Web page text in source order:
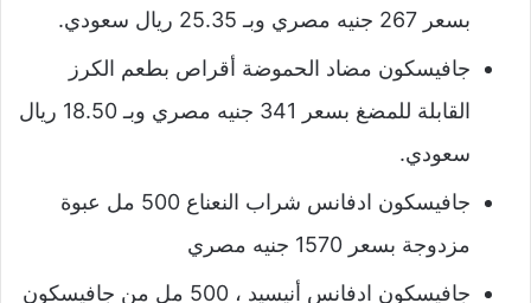
بسعر 267 جنيه مصري وبـ 25.35 ريال سعودي.
جافيسكون مضاد الحموضة أقراص بطعم الكرز
القابلة للمضغ بسعر 341 جنيه مصري وبـ 18.50 ريال
سعودي.
جافيسكون ادفانس شراب النعناع 500 مل عبوة
مزدوجة بسعر 1570 جنيه مصري
جافيسكون ادفانس أنيسيد ، 500 مل من جافيسكون